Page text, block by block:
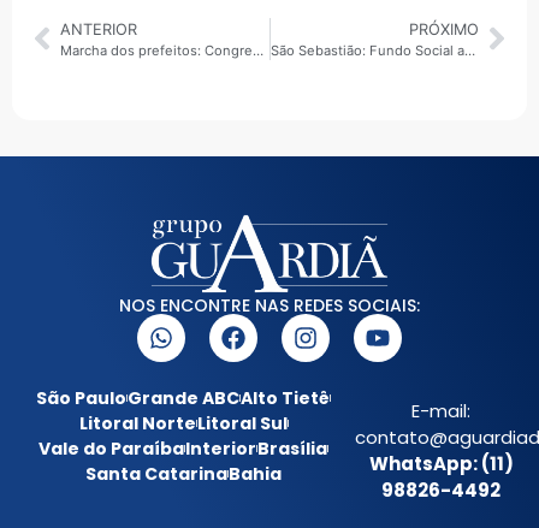
ANTERIOR
Marcha dos prefeitos: Congresso e Governo Federal alinham discurso em defesa das emendas parlamentares
PRÓXIMO
São Sebastião: Fundo Social abre inscrições para Casamento Comunitário 2026
NOS ENCONTRE NAS REDES SOCIAIS:
São PauloGrande ABCAlto Tietê
Litoral NorteLitoral Sul
Vale do ParaíbaInteriorBrasília
Santa CatarinaBahia
E-mail:
WhatsApp: (11)
98826-4492